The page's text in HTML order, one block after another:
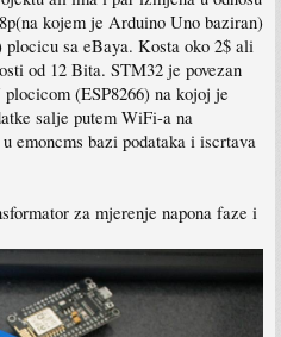
kojem je Arduino Uno baziran)
sa eBaya. Kosta oko 2$ ali
od 12 Bita. STM32 je povezan
(ESP8266) na kojoj je
salje putem WiFi-a na
emoncms bazi podataka i iscrtava
za mjerenje napona faze i